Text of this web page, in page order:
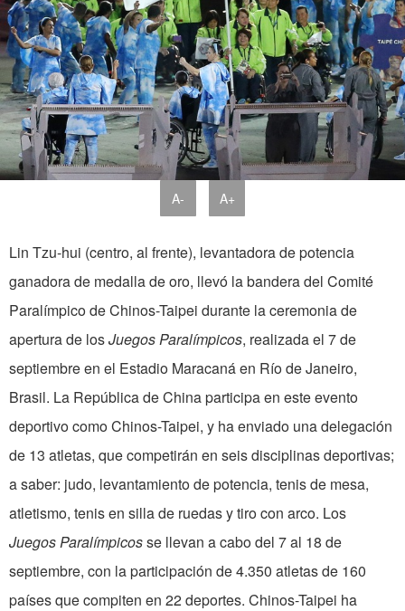
A- A+
Lin Tzu-hui (centro, al frente), levantadora de potencia
ganadora de medalla de oro, llevó la bandera del Comité
Paralímpico de Chinos-Taipei durante la ceremonia de
apertura de losJuegos Paralímpicos, realizada el 7 de
septiembre en el Estadio Maracaná en Río de Janeiro,
Brasil. La República de China participa en este evento
deportivo como Chinos-Taipei, y ha enviado una delegación
de 13 atletas, que competirán en seis disciplinas deportivas;
a saber: judo, levantamiento de potencia, tenis de mesa,
atletismo, tenis en silla de ruedas y tiro con arco. Los
Juegos Paralímpicosse llevan a cabo del 7 al 18 de
septiembre, con la participación de 4.350 atletas de 160
países que compiten en 22 deportes. Chinos-Taipei ha